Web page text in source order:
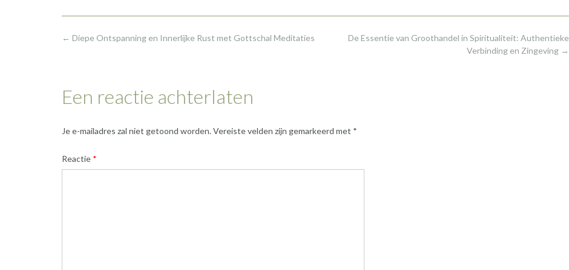
Post
De Essentie van Groothandel in Spiritualiteit: Authentieke
Verbinding en Zingeving →
← Diepe Ontspanning en Innerlijke Rust met Gottschal Meditaties
Een reactie achterlaten
Je e-mailadres zal niet getoond worden.Vereiste velden zijn gemarkeerd met *
Reactie *